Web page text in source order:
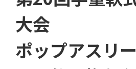
大会
ポップアスリ